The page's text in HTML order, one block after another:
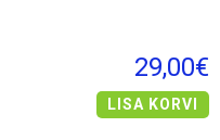
29,00€
LISA KORVI